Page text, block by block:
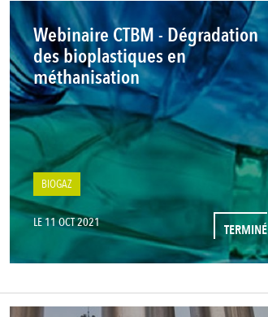
Webinaire CTBM - Dégradation
des bioplastiques en
méthanisation
BIOGAZ
LE 11 OCT 2021 TERMINÉ